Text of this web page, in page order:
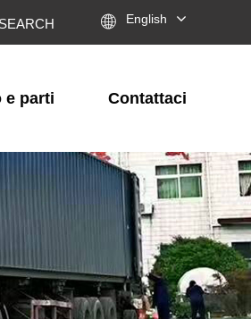
SEARCH  English
e parti Contattaci